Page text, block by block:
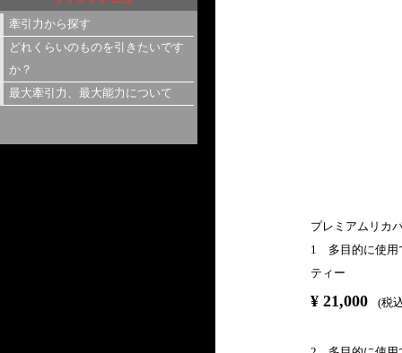
プレミアムリカ
1 多目的に使用
ティー
¥ 21,000 (税
牽引力から探す
どれくらいのものを引きたいです
か？
最大牽引力、最大能力について